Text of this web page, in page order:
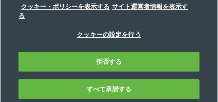
- - -
- -
安全な製品の選定について
プライバシー
利用規定
インプリント
ウェブサイト・ヘルプデスク
FAQ
サイトマップ
Cookie 優先設定
私の個人情報を販売、共有しないでください
クッキー・ポリシーを表示する サイト運営者情報を表示す
る
クッキーの設定を行う
拒否する
すべて承諾する